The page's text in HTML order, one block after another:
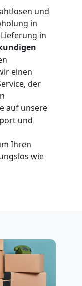
und
in
in
einen
der
auf unsere
und
Ihren
wie